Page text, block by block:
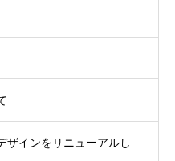
ザインをリニューアルし